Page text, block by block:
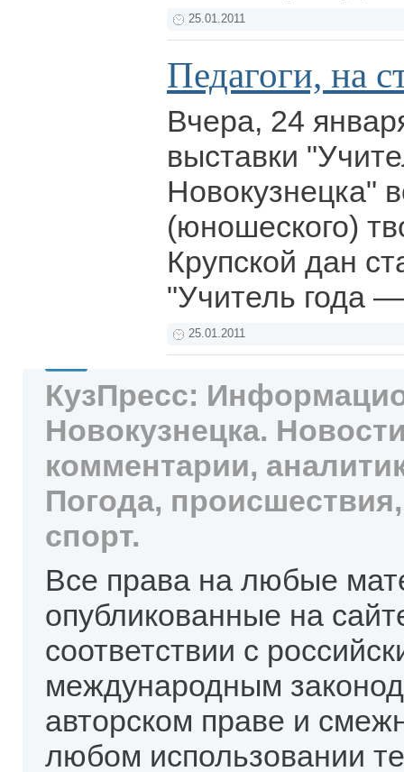
25.01.2011
Педагоги, на
Вчера, 24
выставки
Новокузнецка"
(юношеского)
Крупской дан
"Учитель года
25.01.2011
КузПресс:
Новокузнецка.
комментарии,
Погода,
спорт.
Все права на любые
опубликованные на
соответствии с
международным
авторском праве и
любом использовании